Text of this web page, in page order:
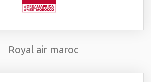
Royal air maroc